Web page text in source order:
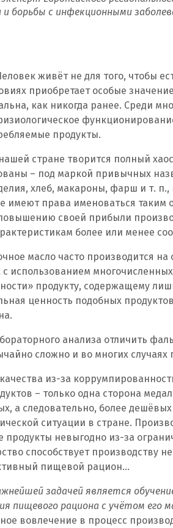
борьбы с инфекционными
живёт не для того, чтобы
приобретает особые
как никогда ранее. Среди
продукты.
стране творится полный
– под маркой привычных
хлеб, макароны, фарш и т.
имеют права именоваться
своей прибыли
более или менее
масло часто производится
использованием
продукту, содержащему
ценность подобных
анализа отличить
сложно и во многих
из-за
– только одна сторона
а следовательно, более
ситуации в стране.
продукты невыгодно из-за
способствует производству
пищевой рацион…
задачей является
пищевого рациона с учётом его
вовлечение в процесс